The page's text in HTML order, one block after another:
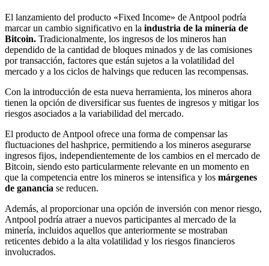
El lanzamiento del producto «Fixed Income» de Antpool podría
marcar un cambio significativo en la industria de la minería de
Bitcoin. Tradicionalmente, los ingresos de los mineros han
dependido de la cantidad de bloques minados y de las comisiones
por transacción, factores que están sujetos a la volatilidad del
mercado y a los ciclos de halvings que reducen las recompensas.
Con la introducción de esta nueva herramienta, los mineros ahora
tienen la opción de diversificar sus fuentes de ingresos y mitigar los
riesgos asociados a la variabilidad del mercado.
El producto de Antpool ofrece una forma de compensar las
fluctuaciones del hashprice, permitiendo a los mineros asegurarse
ingresos fijos, independientemente de los cambios en el mercado de
Bitcoin, siendo esto particularmente relevante en un momento en
que la competencia entre los mineros se intensifica y los márgenes
de ganancia se reducen.
Además, al proporcionar una opción de inversión con menor riesgo,
Antpool podría atraer a nuevos participantes al mercado de la
minería, incluidos aquellos que anteriormente se mostraban
reticentes debido a la alta volatilidad y los riesgos financieros
involucrados.